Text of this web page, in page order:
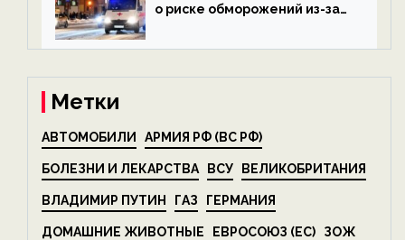
о риске обморожений из-за
на ECOportal
Метки
АВТОМОБИЛИ АРМИЯ РФ (ВС РФ)
БОЛЕЗНИ И ЛЕКАРСТВА ВСУ ВЕЛИКОБРИТАНИЯ
ВЛАДИМИР ПУТИН ГАЗ ГЕРМАНИЯ
ДОМАШНИЕ ЖИВОТНЫЕ ЕВРОСОЮЗ (ЕС) ЗОЖ